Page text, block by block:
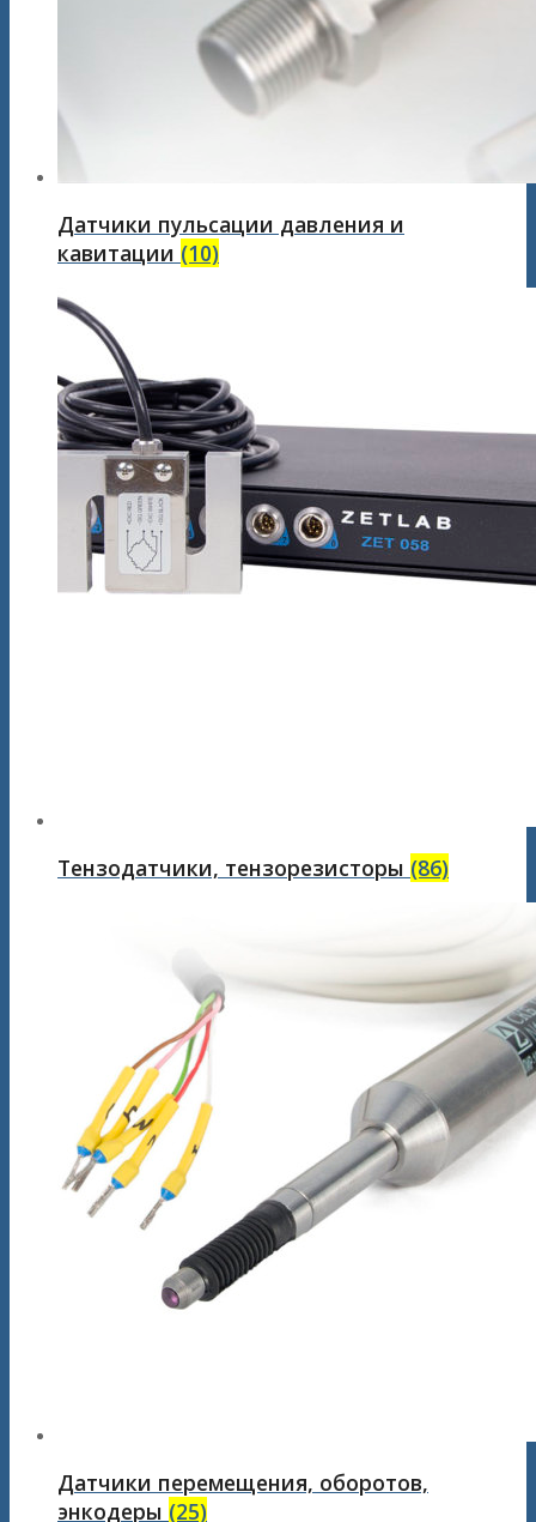
Датчики пульсации давления и
кавитации (10)
Тензодатчики, тензорезисторы (86)
Датчики перемещения, оборотов,
энкодеры (25)